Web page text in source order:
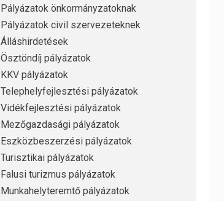
Pályázatok önkormányzatoknak
Pályázatok civil szervezeteknek
Álláshirdetések
Ösztöndíj pályázatok
KKV pályázatok
Telephelyfejlesztési pályázatok
Vidékfejlesztési pályázatok
Mezőgazdasági pályázatok
Eszközbeszerzési pályázatok
Turisztikai pályázatok
Falusi turizmus pályázatok
Munkahelyteremtő pályázatok